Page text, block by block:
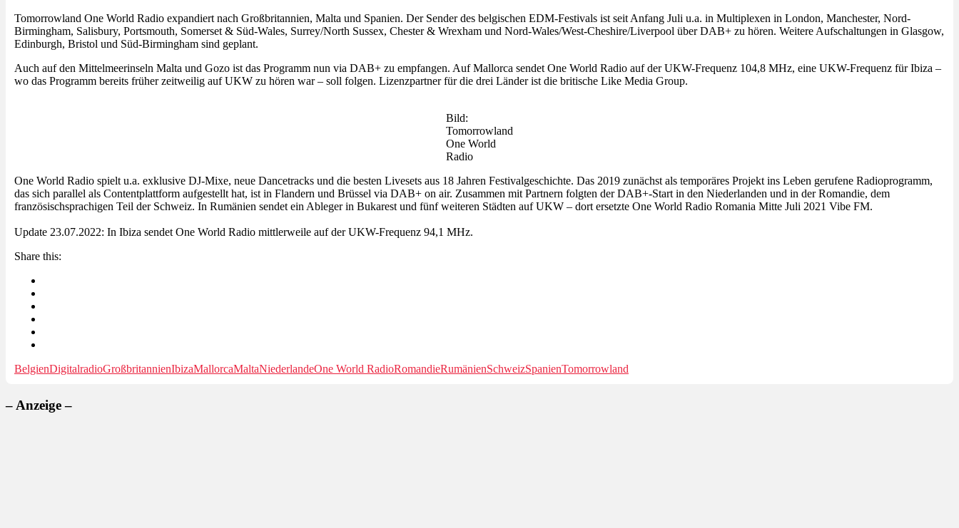
Tomorrowland One World Radio expandiert nach Großbritannien, Malta und Spanien. Der Sender des belgischen EDM-Festivals ist seit Anfang Juli u.a. in Multiplexen in London, Manchester, Nord-
Birmingham, Salisbury, Portsmouth, Somerset & Süd-Wales, Surrey/North Sussex, Chester & Wrexham und Nord-Wales/West-Cheshire/Liverpool über DAB+ zu hören. Weitere Aufschaltungen in Glasgow,
Edinburgh, Bristol und Süd-Birmingham sind geplant.
Auch auf den Mittelmeerinseln Malta und Gozo ist das Programm nun via DAB+ zu empfangen. Auf Mallorca sendet One World Radio auf der UKW-Frequenz 104,8 MHz, eine UKW-Frequenz für Ibiza –
wo das Programm bereits früher zeitweilig auf UKW zu hören war – soll folgen. Lizenzpartner für die drei Länder ist die britische Like Media Group.
Bild:
Tomorrowland
One World
Radio
One World Radio spielt u.a. exklusive DJ-Mixe, neue Dancetracks und die besten Livesets aus 18 Jahren Festivalgeschichte. Das 2019 zunächst als temporäres Projekt ins Leben gerufene Radioprogramm,
das sich parallel als Contentplattform aufgestellt hat, ist in Flandern und Brüssel via DAB+ on air. Zusammen mit Partnern folgten der DAB+-Start in den Niederlanden und in der Romandie, dem
französischsprachigen Teil der Schweiz. In Rumänien sendet ein Ableger in Bukarest und fünf weiteren Städten auf UKW – dort ersetzte One World Radio Romania Mitte Juli 2021 Vibe FM.
Update 23.07.2022: In Ibiza sendet One World Radio mittlerweile auf der UKW-Frequenz 94,1 MHz.
Share this:
BelgienDigitalradioGroßbritannienIbizaMallorcaMaltaNiederlandeOne World RadioRomandieRumänienSchweizSpanienTomorrowland
– Anzeige –